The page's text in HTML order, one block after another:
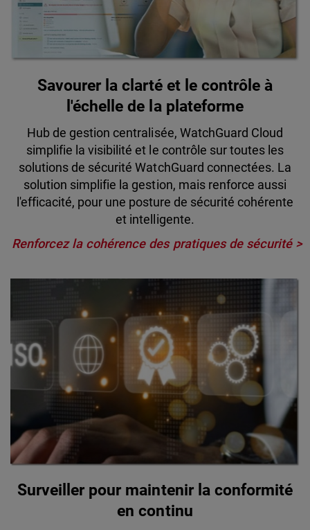
Savourer la clarté et le contrôle à
l'échelle de la plateforme
Hub de gestion centralisée, WatchGuard Cloud
simplifie la visibilité et le contrôle sur toutes les
solutions de sécurité WatchGuard connectées. La
solution simplifie la gestion, mais renforce aussi
l'efficacité, pour une posture de sécurité cohérente
et intelligente.
Renforcez la cohérence des pratiques de sécurité
Surveiller pour maintenir la conformité
en continu